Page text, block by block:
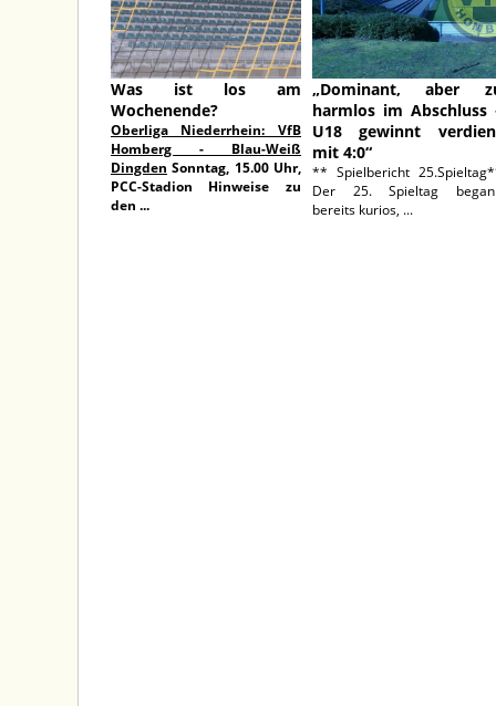
Was ist los am
Wochenende?
Oberliga Niederrhein: VfB
Homberg - Blau-Weiß
Dingden Sonntag, 15.00 Uhr,
PCC-Stadion
Hinweise zu
den ...
„Dominant, aber
harmlos im Abschluss
U18 gewinnt
mit 4:0“
** Spielbericht
Der 25. Spieltag
bereits kurios, ...